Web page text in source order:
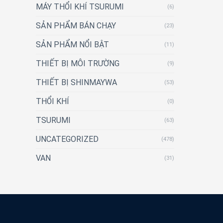
MÁY THỔI KHÍ TSURUMI (6)
SẢN PHẨM BÁN CHẠY (23)
SẢN PHẨM NỔI BẬT (11)
THIẾT BỊ MÔI TRƯỜNG (9)
THIẾT BỊ SHINMAYWA (53)
THỔI KHÍ (0)
TSURUMI (63)
UNCATEGORIZED (478)
VAN (31)